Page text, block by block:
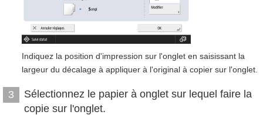
Indiquez la position d'impression sur l'onglet en saisissant la
largeur du décalage à appliquer à l'original à copier sur l'onglet.
3
Sélectionnez le papier à onglet sur lequel faire la
copie sur l'onglet.